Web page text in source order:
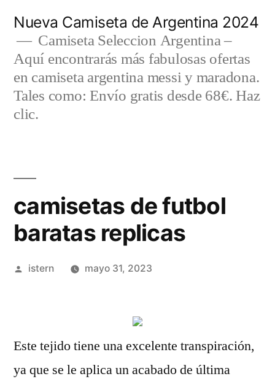
contenido
Nueva Camiseta de Argentina 2024
Camiseta Seleccion Argentina –
Aquí encontrarás más fabulosas ofertas
en camiseta argentina messi y maradona.
Tales como: Envío gratis desde 68€. Haz
clic.
camisetas de futbol
baratas replicas
Publicado
istern mayo 31, 2023
Este tejido tiene una excelente transpiración,
ya que se le aplica un acabado de última